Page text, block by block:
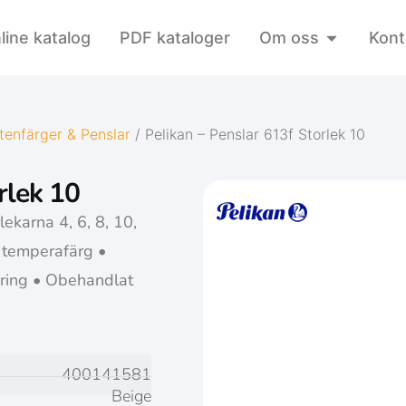
katalog PDF kataloger Om oss
& Penslar / Pelikan – Penslar 613f Storlek 10
10
4, 6, 8, 10,
•
• Obehandlat
400141581
Beige